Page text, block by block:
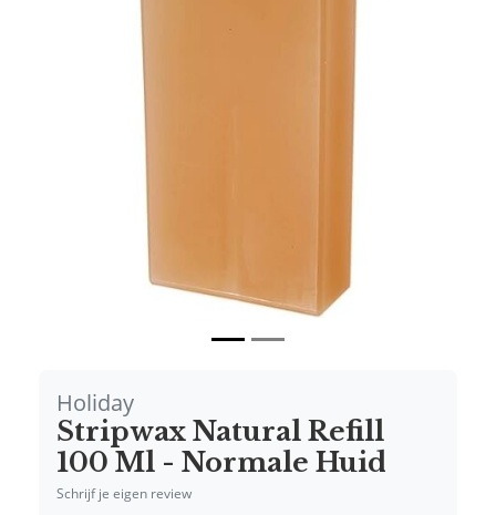
Holiday
Stripwax Natural Refill
100 Ml - Normale Huid
Schrijf je eigen review